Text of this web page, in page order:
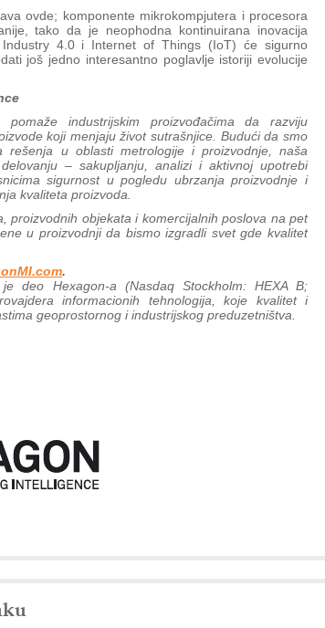
ovde; komponente mikrokompjutera i procesora
tako da je neophodna kontinuirana inovacija
4.0 i Internet of Things (IoT) će sigurno
još jedno interesantno poglavlje istoriji evolucije
pomaže industrijskim proizvođačima da razviju
koji menjaju život sutrašnjice. Budući da smo
rešenja u oblasti metrologije i proizvodnje, naša
– sakupljanju, analizi i aktivnoj upotrebi
sigurnost u pogledu ubrzanja proizvodnje i
kvaliteta proizvoda.
proizvodnih objekata i komercijalnih poslova na pet
u proizvodnji da bismo izgradli svet gde kvalitet
.
deo Hexagon-a (Nasdaq Stockholm: HEXA B;
informacionih tehnologija, koje kvalitet i
geoprostornog i industrijskog preduzetništva.